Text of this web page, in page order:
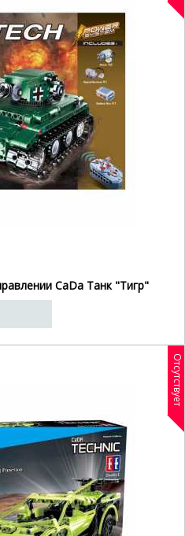
CaDa Танк "Тигр"
Отсутствует